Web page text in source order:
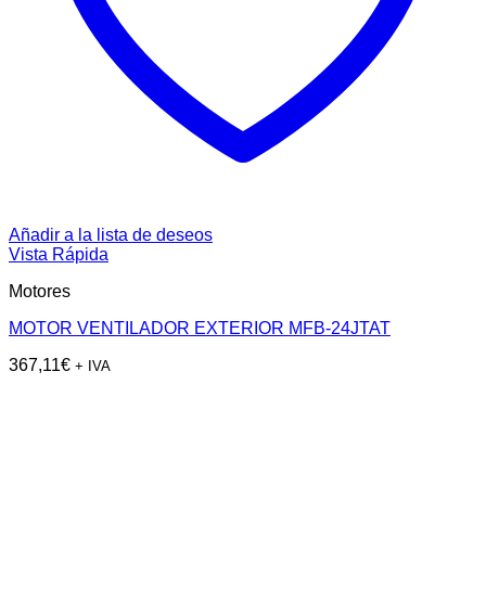
Añadir a la lista de deseos
Vista Rápida
Motores
MOTOR VENTILADOR EXTERIOR MFB-24JTAT
367,11€ + IVA